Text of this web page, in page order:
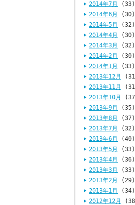
2014年7月
(33)
2014年6月
(30)
2014年5月
(32)
2014年4月
(30)
2014年3月
(32)
2014年2月
(30)
2014年1月
(33)
2013年12月
2013年11月
2013年10月
2013年9月
(35)
2013年8月
(37)
2013年7月
(32)
2013年6月
(40)
2013年5月
(33)
2013年4月
(36)
2013年3月
(33)
2013年2月
(29)
2013年1月
(34)
2012年12月